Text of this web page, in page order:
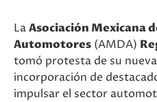
LaAsociación Mexicana
Automotores (AMDA)
tomó protesta de su nueva
incorporación de
impulsar el sector